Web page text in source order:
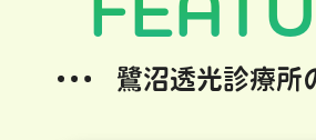
鷺沼透光診療所